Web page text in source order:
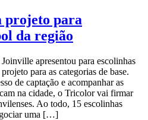
projeto para
da região
apresentou para escolinhas
para as categorias de base.
de captação e acompanhar as
na cidade, o Tricolor vai firmar
Ao todo, 15 escolinhas
uma […]